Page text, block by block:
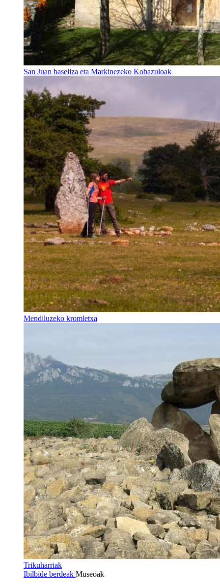
San Juan baseliza eta Markinezeko Kobazuloak
Mendiluzeko kromletxa
Trikuharriak
Ibilbide berdeak Museoak